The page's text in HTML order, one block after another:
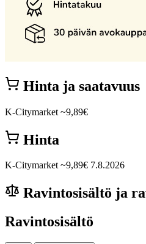
Hinta ja saatavuus
K-Citymarket ~9,89€
Hinta
K-Citymarket ~9,89€ 7.8.2026
Ravintosisältö ja
Ravintosisältö